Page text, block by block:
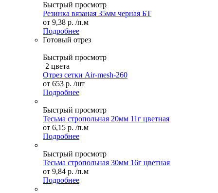
Быстрый просмотр
Резинка вязаная 35мм черная БТ
от 9,38 р. /п.м
Подробнее
Готовый отрез
Быстрый просмотр
2 цвета
Отрез сетки Air-mesh-260
от 653 р. /шт
Подробнее
Быстрый просмотр
Тесьма стропольная 20мм 11г цветная
от 6,15 р. /п.м
Подробнее
Быстрый просмотр
Тесьма стропольная 30мм 16г цветная
от 9,84 р. /п.м
Подробнее